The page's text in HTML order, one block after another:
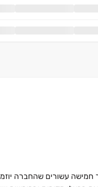
חמישה עשורים שהחברה